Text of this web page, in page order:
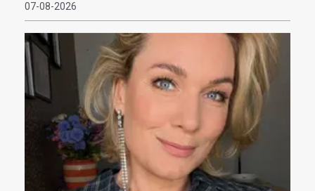
07-08-2026